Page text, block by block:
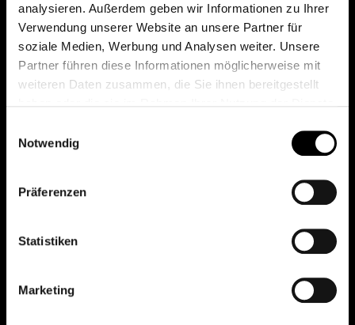
analysieren. Außerdem geben wir Informationen zu Ihrer
Verwendung unserer Website an unsere Partner für
soziale Medien, Werbung und Analysen weiter. Unsere
Partner führen diese Informationen möglicherweise mit
weiteren Daten zusammen, die Sie ihnen bereitgestellt
Notwendig
Präferenzen
Statistiken
Marketing
Das erste Depot in Österreich mit 0€ Kontoführung,
0€ Ausgabeaufschlag und 0€ Depotgebühren bei
knapp 2000 Fonds und 0€ Orderspesen.
All rights reserved.
Depot eröffnen